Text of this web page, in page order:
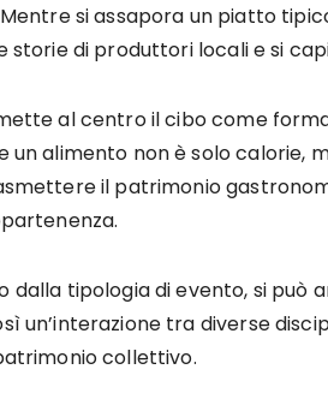
si assapora un piatto
storie di produttori locali e si
al centro il cibo come
un alimento non è solo calorie,
il patrimonio
dalla tipologia di evento, si
un’interazione tra diverse
collettivo.